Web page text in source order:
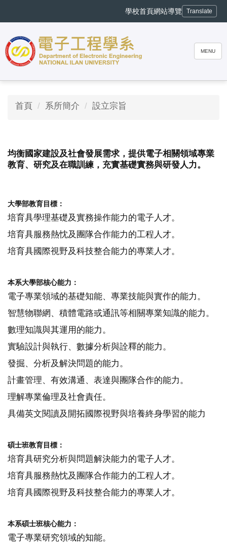
要
內
容
學校首頁網站導覽 Translate
MENU
首頁 系所簡介 設立宗旨
均衡國家建設及社會發展需求，提供電子相關領域專業
教育、研究及在職訓練，充實基礎實務與研發人力。
大學部教育目標：
培育具學理基礎及實務操作能力的電子人才。
培育具服務熱忱及團隊合作能力的工程人才。
培育具國際視野及科技整合能力的專業人才。
本系大學部核心能力：
電子專業領域的基礎知能、專業技能與實作的能力。
智慧物聯網、積體電路或通訊等相關專業知識的能力。
數理知識與其運用的能力。
實驗設計與執行、數據分析與詮釋的能力。
發掘、分析及解決問題的能力。
計畫管理、有效溝通、表達與團隊合作的能力。
理解專業倫理及社會責任。
具備英文閱讀及開拓國際視野與培養終身學習的能力
碩士班教育目標：
培育具研究分析與問題解決能力的電子人才。
培育具服務熱忱及團隊合作能力的工程人才。
培育具國際視野及科技整合能力的專業人才。
本系碩士班核心能力：
電子專業研究領域的知能。